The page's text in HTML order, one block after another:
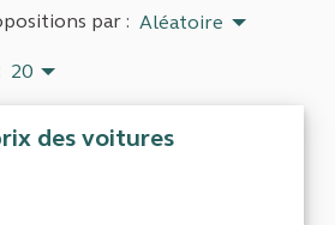
par : Aléatoire
20
des voitures